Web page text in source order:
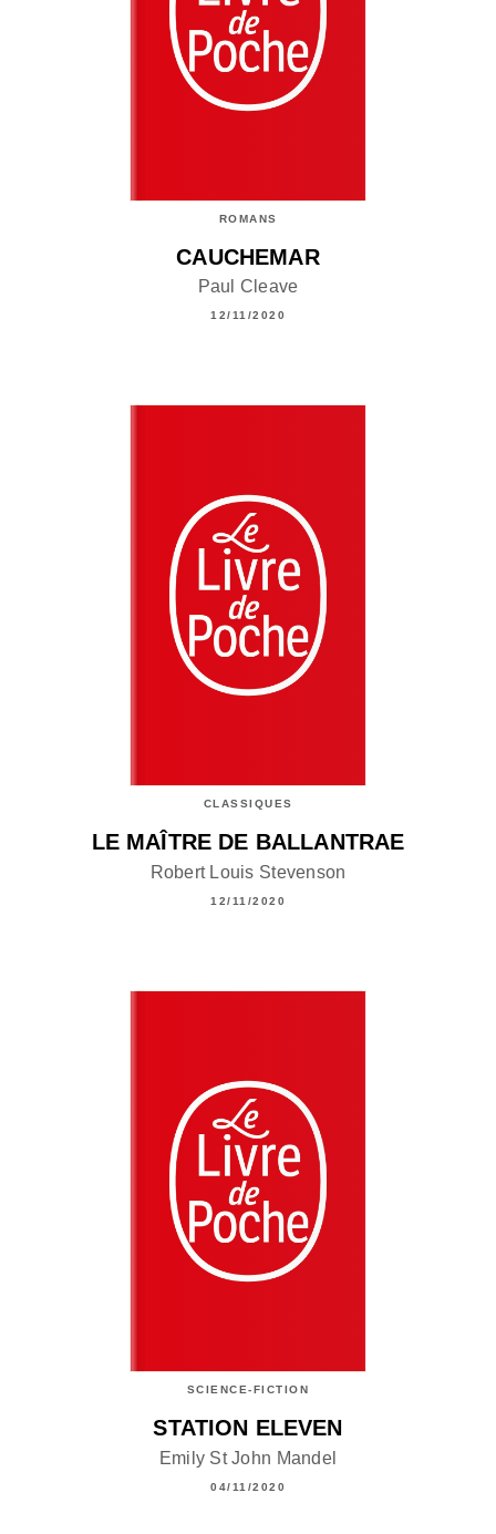
ROMANS
CAUCHEMAR
Paul Cleave
12/11/2020
CLASSIQUES
LE MAÎTRE DE BALLANTRAE
Robert Louis Stevenson
12/11/2020
SCIENCE-FICTION
STATION ELEVEN
Emily St John Mandel
04/11/2020